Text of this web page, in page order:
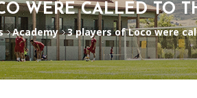
WERE CALLED TO
Academy 3 players of Loco were